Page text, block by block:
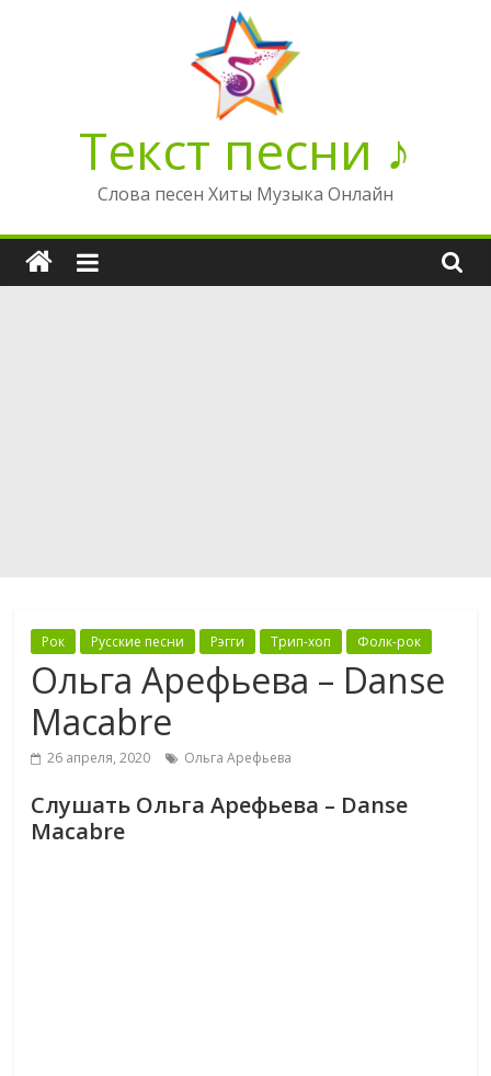
Текст песни ♪
Слова песен Хиты Музыка Онлайн
Рок Русские песни Рэгги Трип-хоп Фолк-рок
Ольга Арефьева – Danse
Macabre
26 апреля, 2020 Ольга Арефьева
Слушать Ольга Арефьева – Danse
Macabre